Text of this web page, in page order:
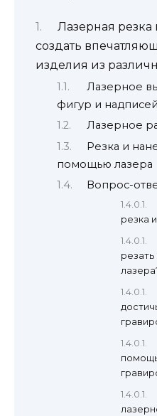
Лазерная резка
создать
изделия из
Лазерное
фигур и надписей
Лазерное
Резка и
помощью лазера
Вопрос-
резка